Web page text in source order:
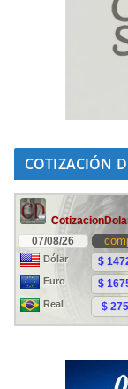
COTIZACIÓN